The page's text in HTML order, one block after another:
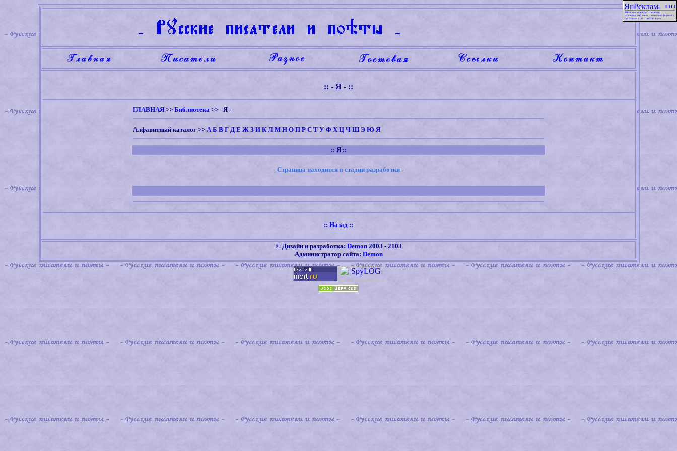
:: - Я - ::
ГЛАВНАЯ >> Библиотека >> - Я -
Алфавитный каталог >> А Б В Г Д Е Ж З И К Л М Н О П Р С Т У Ф Х Ц Ч Ш Э Ю Я
:: Я ::
- Страница находится в стадии разработки -
:: Назад ::
© Дизайн и разработка: Demon 2003 - 2103
Администратор сайта: Demon
Женская одежда
перевод
итальянский язык
готовые фирмы с
допуском сро
online super